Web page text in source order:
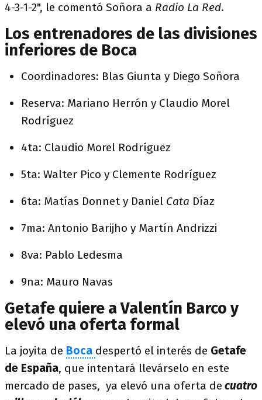
4-3-1-2", le comentó Soñora a Radio La Red.
Los entrenadores de las divisiones
inferiores de Boca
Coordinadores: Blas Giunta y Diego Soñora
Reserva: Mariano Herrón y Claudio Morel
Rodríguez
4ta: Claudio Morel Rodríguez
5ta: Walter Pico y Clemente Rodríguez
6ta: Matías Donnet y Daniel Cata Díaz
7ma: Antonio Barijho y Martín Andrizzi
8va: Pablo Ledesma
9na: Mauro Navas
Getafe quiere a Valentín Barco y
elevó una oferta formal
La joyita de Boca despertó el interés de Getafe
de España, que intentará llevárselo en este
mercado de pases, ya elevó una oferta de cuatro